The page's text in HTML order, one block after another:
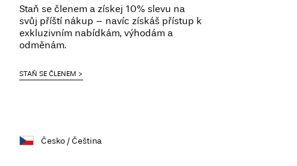
Staň se členem a získej 10% slevu na
svůj příští nákup – navíc získáš přístup k
exkluzivním nabídkám, výhodám a
odměnám.
STAŇ SE ČLENEM
Česko / Čeština